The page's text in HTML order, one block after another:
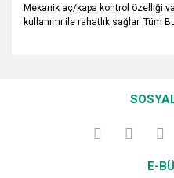
Mekanik aç/kapa kontrol özelliği
kullanımı ile rahatlık sağlar. Tüm
kullanarak tarafımıza
Görüş ve önerileriniz için
Ürün açıklamasında eksik
E-